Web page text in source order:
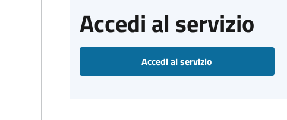
Accedi al servizio
Accedi al servizio